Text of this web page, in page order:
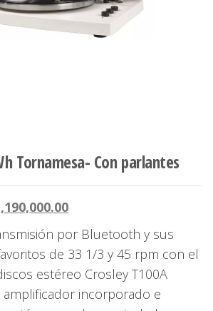
Tornamesa- Con parlantes
El
precio
actual
$1,190,000.00.
por Bluetooth y sus
de 33 1/3 y 45 rpm con el
estéreo Crosley T100A
amplificador incorporado e